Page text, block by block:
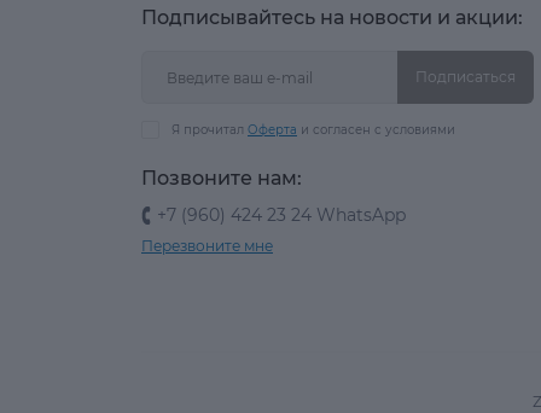
Подписывайтесь на новости и акции:
Подписаться
Я прочитал Оферта и согласен с условиями
Позвоните нам:
+7 (960) 424 23 24 WhatsApp
Перезвоните мне